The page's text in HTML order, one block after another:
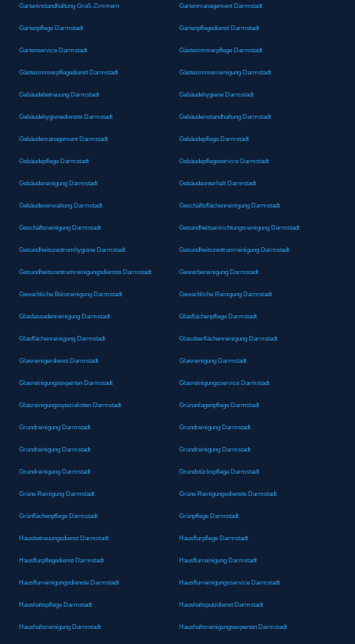
Garteninstandhaltung Groß-Zimmern Gartenmanagement Darmstadt
Gartenpflege Darmstadt Gartenpflegedienst Darmstadt
Gartenservice Darmstadt Gästezimmerpflege Darmstadt
Gästezimmerpflegedienst Darmstadt Gästezimmerreinigung Darmstadt
Gebäudebetreuung Darmstadt Gebäudehygiene Darmstadt
Gebäudehygienedienste Darmstadt Gebäudeinstandhaltung Darmstadt
Gebäudemanagement Darmstadt Gebäudepflege Darmstadt
Gebäudepflege Darmstadt Gebäudepflegeservice Darmstadt
Gebäudereinigung Darmstadt Gebäudeunterhalt Darmstadt
Gebäudeverwaltung Darmstadt Geschäftsflächenreinigung Darmstadt
Geschäftsreinigung Darmstadt Gesundheitseinrichtungsreinigung Darmstadt
Gesundheitszentrumhygiene Darmstadt Gesundheitszentrumreinigung Darmstadt
Gesundheitszentrumreinigungsdienste Darmstadt Gewerbereinigung Darmstadt
Gewerbliche Büroreinigung Darmstadt Gewerbliche Reinigung Darmstadt
Glasfassadenreinigung Darmstadt Glasflächenpflege Darmstadt
Glasflächenreinigung Darmstadt Glasoberflächenreinigung Darmstadt
Glasreinigerdienst Darmstadt Glasreinigung Darmstadt
Glasreinigungsexperten Darmstadt Glasreinigungsservice Darmstadt
Glasreinigungsspezialisten Darmstadt Grünanlagenpflege Darmstadt
Grundreinigung Darmstadt Grundreinigung Darmstadt
Grundreinigung Darmstadt Grundreinigung Darmstadt
Grundreinigung Darmstadt Grundstückspflege Darmstadt
Grüne Reinigung Darmstadt Grüne Reinigungsdienste Darmstadt
Grünflächenpflege Darmstadt Grünpflege Darmstadt
Hausbetreuungsdienst Darmstadt Hausflurpflege Darmstadt
Hausflurpflegedienst Darmstadt Hausflurreinigung Darmstadt
Hausflurreinigungsdienste Darmstadt Hausflurreinigungsservice Darmstadt
Haushaltspflege Darmstadt Haushaltsputzdienst Darmstadt
Haushaltsreinigung Darmstadt Haushaltsreinigungsexperten Darmstadt